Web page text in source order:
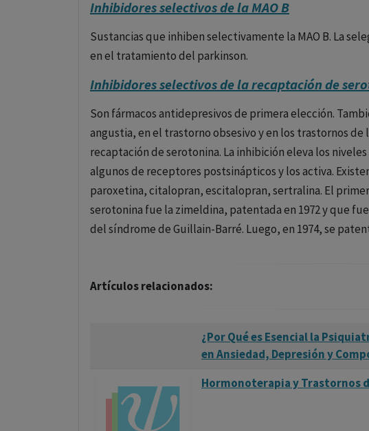
Inhibidores selectivos de la MAO B
Sustancias que inhiben selectivamente la MAO B. La
en el tratamiento del parkinson.
Inhibidores selectivos de la recaptación de
Son fármacos antidepresivos de primera elección.
angustia, en el trastorno obsesivo y en los trastornos
recaptación de serotonina. La inhibición eleva los
algunos de receptores postsinápticos y los activa.
paroxetina, citalopran, escitalopran, sertralina. El
serotonina fue la zimeldina, patentada en 1972 y que
del síndrome de Guillain-Barré. Luego, en 1974, se
Artículos relacionados:
¿Por Qué es Esencial la
en Ansiedad, Depresión y
Hormonoterapia y Trastornos